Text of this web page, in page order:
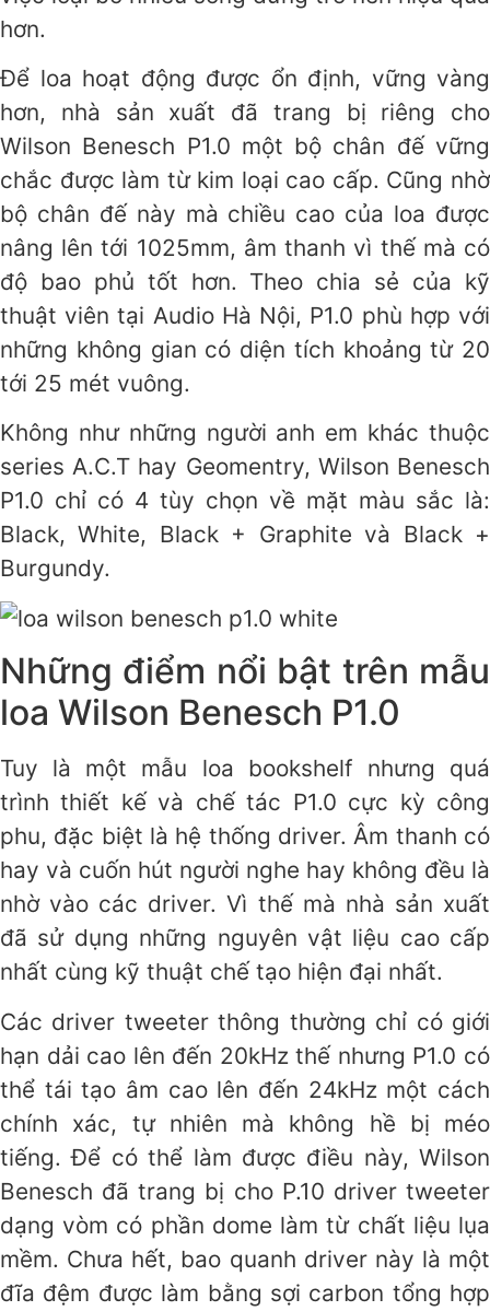
hơn.
Để loa hoạt động được ổn định, vững vàng
hơn, nhà sản xuất đã trang bị riêng cho
Wilson Benesch P1.0 một bộ chân đế vững
chắc được làm từ kim loại cao cấp. Cũng nhờ
bộ chân đế này mà chiều cao của loa được
nâng lên tới 1025mm, âm thanh vì thế mà có
độ bao phủ tốt hơn. Theo chia sẻ của kỹ
thuật viên tại Audio Hà Nội, P1.0 phù hợp với
những không gian có diện tích khoảng từ 20
tới 25 mét vuông.
Không như những người anh em khác thuộc
series A.C.T hay Geomentry, Wilson Benesch
P1.0 chỉ có 4 tùy chọn về mặt màu sắc là:
Black, White, Black + Graphite và Black +
Burgundy.
Những điểm nổi bật trên mẫu
loa Wilson Benesch P1.0
Tuy là một mẫu loa bookshelf nhưng quá
trình thiết kế và chế tác P1.0 cực kỳ công
phu, đặc biệt là hệ thống driver. Âm thanh có
hay và cuốn hút người nghe hay không đều là
nhờ vào các driver. Vì thế mà nhà sản xuất
đã sử dụng những nguyên vật liệu cao cấp
nhất cùng kỹ thuật chế tạo hiện đại nhất.
Các driver tweeter thông thường chỉ có giới
hạn dải cao lên đến 20kHz thế nhưng P1.0 có
thể tái tạo âm cao lên đến 24kHz một cách
chính xác, tự nhiên mà không hề bị méo
tiếng. Để có thể làm được điều này, Wilson
Benesch đã trang bị cho P.10 driver tweeter
dạng vòm có phần dome làm từ chất liệu lụa
mềm. Chưa hết, bao quanh driver này là một
đĩa đệm được làm bằng sợi carbon tổng hợp